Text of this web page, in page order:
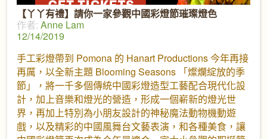
【丫丫有禮】請你一家參觀中國彩燈節璀璨燈色
作者: Anne Lam
12/14/2019
手工彩燈帶到 Pomona 的 Hanart Productions 今年再接
再厲，以全新主題 Blooming Seasons 「燦爛綻放的季
節」，將一千多個傳統中國彩燈造型工藝配合現代化設
計，加上音樂和燈光的營造，形成一個嶄新的燈光世
界，再加上特別為小朋友設計的神秘魔法動物機動遊
戲，以及精彩的中國風舞台文藝表演，和各種美食，讓